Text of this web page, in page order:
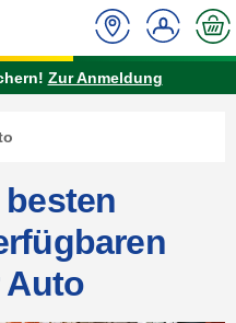
Zur Anmeldung
Auto